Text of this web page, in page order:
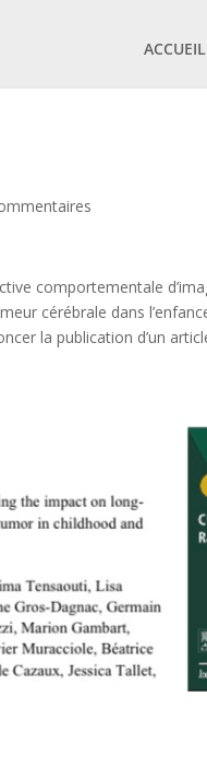
ACCUEIL
comportementale
cérébrale dans
la publication d’un